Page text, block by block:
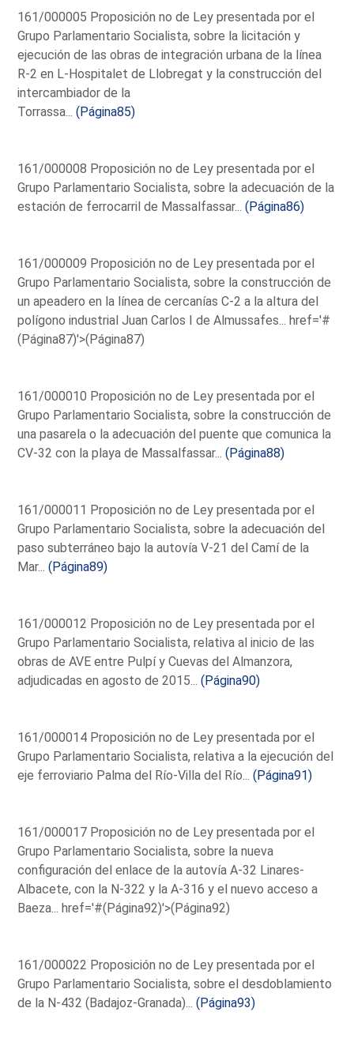
161/000005 Proposición no de Ley presentada por el
Grupo Parlamentario Socialista, sobre la licitación y
ejecución de las obras de integración urbana de la línea
R-2 en L-Hospitalet de Llobregat y la construcción del
intercambiador de la
Torrassa...(Página85)
161/000008 Proposición no de Ley presentada por el
Grupo Parlamentario Socialista, sobre la adecuación de la
estación de ferrocarril de Massalfassar...(Página86)
161/000009 Proposición no de Ley presentada por el
Grupo Parlamentario Socialista, sobre la construcción de
un apeadero en la línea de cercanías C-2 a la altura del
polígono industrial Juan Carlos I de Almussafes...href='#
(Página87)'>(Página87)
161/000010 Proposición no de Ley presentada por el
Grupo Parlamentario Socialista, sobre la construcción de
una pasarela o la adecuación del puente que comunica la
CV-32 con la playa de Massalfassar...(Página88)
161/000011 Proposición no de Ley presentada por el
Grupo Parlamentario Socialista, sobre la adecuación del
paso subterráneo bajo la autovía V-21 del Camí de la
Mar...(Página89)
161/000012 Proposición no de Ley presentada por el
Grupo Parlamentario Socialista, relativa al inicio de las
obras de AVE entre Pulpí y Cuevas del Almanzora,
adjudicadas en agosto de 2015...(Página90)
161/000014 Proposición no de Ley presentada por el
Grupo Parlamentario Socialista, relativa a la ejecución del
eje ferroviario Palma del Río-Villa del Río...(Página91)
161/000017 Proposición no de Ley presentada por el
Grupo Parlamentario Socialista, sobre la nueva
configuración del enlace de la autovía A-32 Linares-
Albacete, con la N-322 y la A-316 y el nuevo acceso a
Baeza...href='#(Página92)'>(Página92)
161/000022 Proposición no de Ley presentada por el
Grupo Parlamentario Socialista, sobre el desdoblamiento
de la N-432 (Badajoz-Granada)...(Página93)